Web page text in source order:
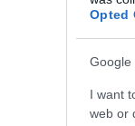
Opted
Google
I want
web or
born again